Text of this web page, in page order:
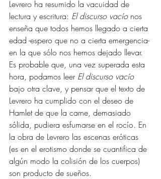
Levrero ha resumido la vacuidad de
lectura y escritura: El discurso vacío nos
enseña que todos hemos llegado a cierta
edad -espero que no a cierta emergencia-
en la que sólo nos hemos dejado llevar.
Es probable que, una vez superada esta
hora, podamos leer El discurso vacío
bajo otra clave, y pensar que el texto de
Levrero ha cumplido con el deseo de
Hamlet de que la carne, demasiado
sólida, pudiera esfumarse en el rocío. En
la obra de Levrero las escenas eróticas
(es en el erotismo donde se cuantifica de
algún modo la colisión de los cuerpos)
son producto de sueños.